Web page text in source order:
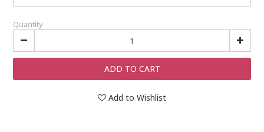
Quantity
ADD TO CART
Add to Wishlist